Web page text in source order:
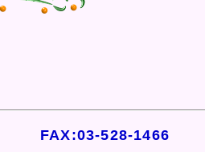
FAX:03-528-1466